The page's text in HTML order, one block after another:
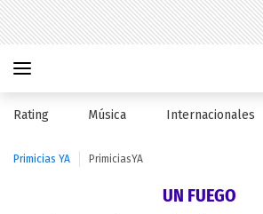
Rating Música Internacionales
Primicias YA PrimiciasYA
UN FUEGO